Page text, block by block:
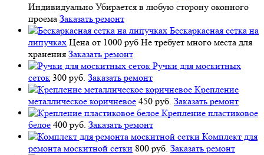
Индивидуально Убирается в любую сторону оконного
проема Заказать ремонт
Бескаркасная сетка на
липучках Цена от 1000 руб Не требует много места для
хранения Заказать ремонт
Ручки для москитных
сеток 300 руб. Заказать ремонт
Крепление
металлическое коричневое 450 руб. Заказать ремонт
Крепление пластиковое
белое 400 руб. Заказать ремонт
Комплект для
ремонта москитной сетки 800 руб. Заказать ремонт